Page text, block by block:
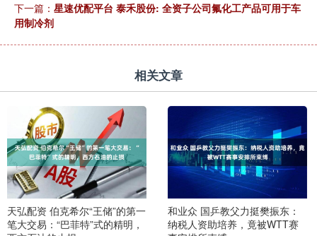
下一篇： 星速优配平台 泰禾股份: 全资子公司氟化工产品可用于车
用制冷剂
相关文章
天弘配资 伯克希尔“王储”的第一
笔大交易：“巴菲特”式的精明，
和业众 国乒教父力挺樊振东：
纳税人资助培养，竟被WTT赛